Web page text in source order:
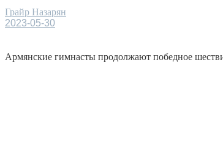
Грайр Назарян
2023-05-30
Армянские гимнасты продолжают победное